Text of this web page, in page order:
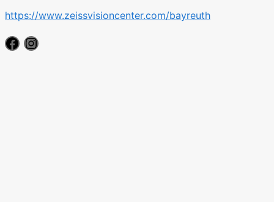
https://www.zeissvisioncenter.com/bayreuth